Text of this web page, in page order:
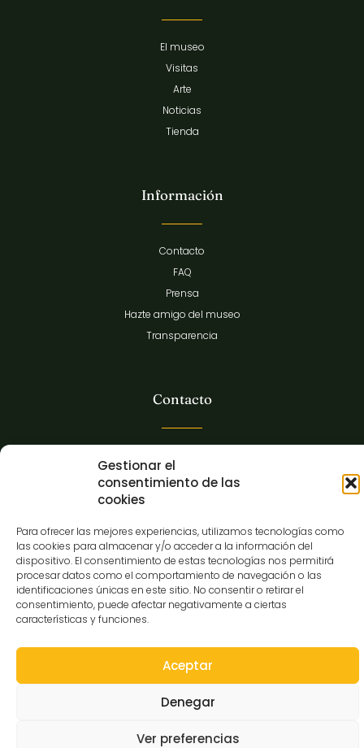
Gestionar el
consentimiento de las
cookies
Para ofrecer las mejores experiencias, utilizamos tecnologías como
las cookies para almacenar y/o acceder a la información del
dispositivo. El consentimiento de estas tecnologías nos permitirá
procesar datos como el comportamiento de navegación o las
identificaciones únicas en este sitio. No consentir o retirar el
consentimiento, puede afectar negativamente a ciertas
características y funciones.
Aceptar
Denegar
Ver preferencias
El museo
Visitas
Arte
Noticias
Tienda
Información
Contacto
FAQ
Prensa
Hazte amigo del museo
Transparencia
Contacto
37008-Salamanca
Copyright © 2026 Museo Casa Lis
Aviso Legal Política de Privacidad